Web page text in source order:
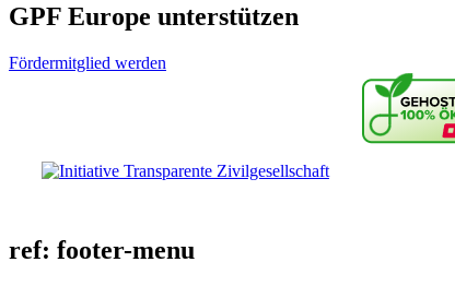
GPF Europe unterstützen
Fördermitglied werden
ref: footer-menu